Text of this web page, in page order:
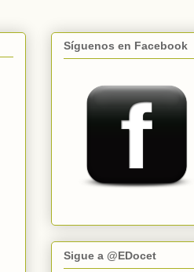
Síguenos en Facebook
Sigue a @EDocet